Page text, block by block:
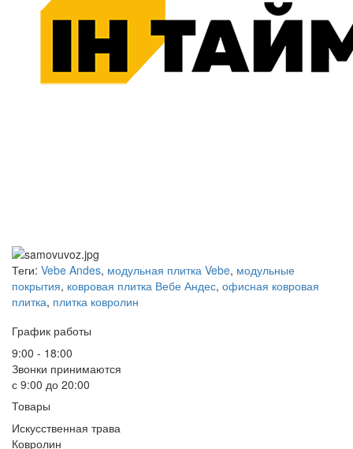
Теги: Vebe Andes, модульная плитка Vebe, модульные
покрытия, ковровая плитка Вебе Андес, офисная ковровая
плитка, плитка ковролин
График работы
9:00 - 18:00
Звонки принимаются
с 9:00 до 20:00
Товары
Искусственная трава
Ковролин